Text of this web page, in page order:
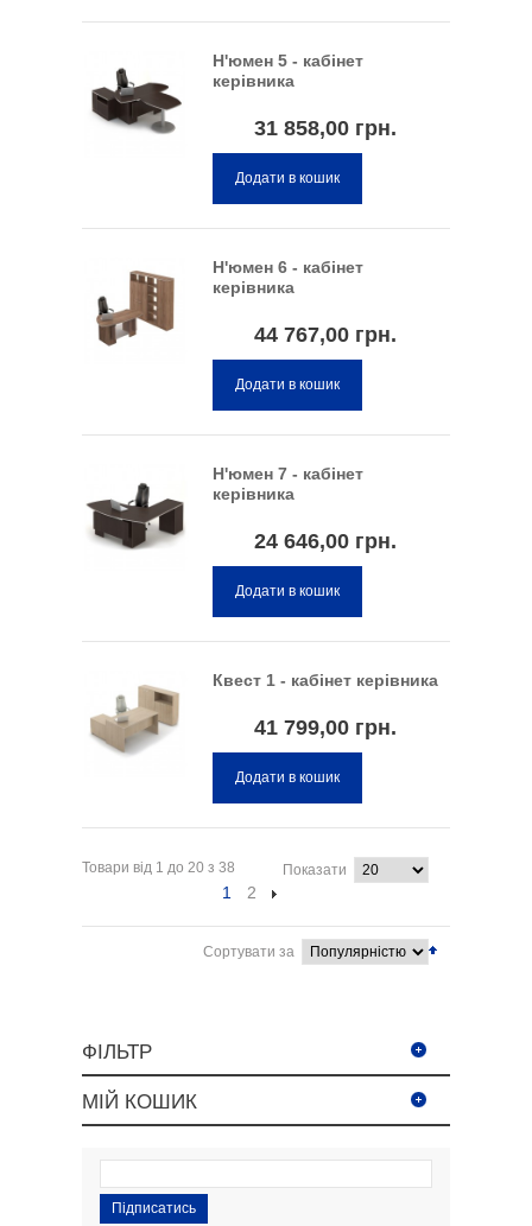
Н'юмен 5 - кабінет
керівника
31 858,00 грн.
Додати в кошик
Н'юмен 6 - кабінет
керівника
44 767,00 грн.
Додати в кошик
Н'юмен 7 - кабінет
керівника
24 646,00 грн.
Додати в кошик
Квест 1 - кабінет керівника
41 799,00 грн.
Додати в кошик
Товари від 1 до 20 з 38 Показати
1 2
Сортувати за
ФІЛЬТР
МІЙ КОШИК
Підписатись